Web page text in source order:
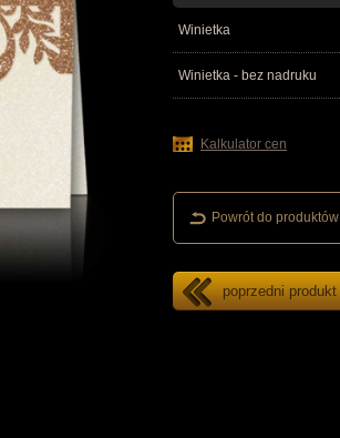
Winietka
Winietka - bez nadruku
Kalkulator cen
Powrót do produktów
poprzedni produkt